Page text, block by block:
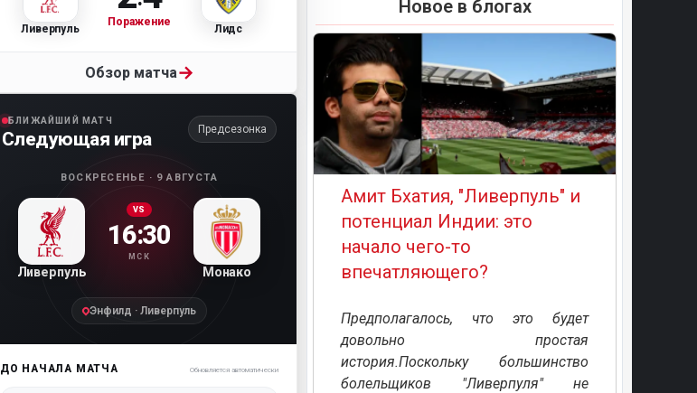
Ливерпуль
Поражение
Лидс
Обзор матча→
БЛИЖАЙШИЙ МАТЧ
Следующая игра Предсезонка
ВОСКРЕСЕНЬЕ · 9 АВГУСТА
Ливерпуль
VS
16:30
МСК
Монако
Энфилд · Ливерпуль
ДО НАЧАЛА МАТЧА Обновляется автоматически
Новое в блогах
Амит Бхатия, "Ливерпуль" и
потенциал Индии: это
начало чего-то
впечатляющего?
Предполагалось, что это будет
довольно простая
история.Поскольку большинство
болельщиков "Ливерпуля" не